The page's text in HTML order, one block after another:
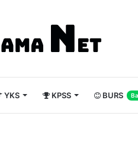
YKS KPSS BURS